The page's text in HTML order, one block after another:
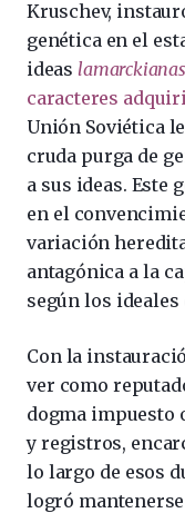
Kruschev,
genética en el
ideaslamarckianas
caracteres
Unión Soviética
cruda purga de
a sus ideas. Este
en el
variación
antagónica a la
según los
Con la
ver como
dogma impuesto
y registros,
lo largo de esos
logró